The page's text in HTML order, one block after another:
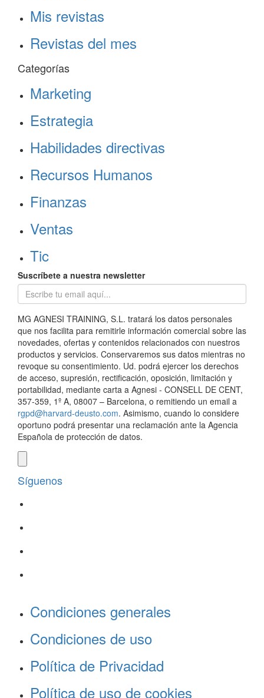
Mis revistas
Revistas del mes
Categorías
Marketing
Estrategia
Habilidades directivas
Recursos Humanos
Finanzas
Ventas
Tic
Suscríbete a nuestra newsletter
MG AGNESI TRAINING, S.L. tratará los datos personales
que nos facilita para remitirle información comercial sobre las
novedades, ofertas y contenidos relacionados con nuestros
productos y servicios. Conservaremos sus datos mientras no
revoque su consentimiento. Ud. podrá ejercer los derechos
de acceso, supresión, rectificación, oposición, limitación y
portabilidad, mediante carta a Agnesi - CONSELL DE CENT,
357-359, 1º A, 08007 – Barcelona, o remitiendo un email a
rgpd@harvard-deusto.com. Asimismo, cuando lo considere
oportuno podrá presentar una reclamación ante la Agencia
Española de protección de datos.
Síguenos
Condiciones generales
Condiciones de uso
Política de Privacidad
Política de uso de cookies